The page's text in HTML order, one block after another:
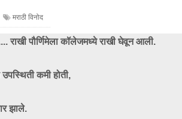
मराठी विनोद
राखी पौर्णिमेला कॉलेजमध्ये राखी घेवून आली.
कमी होती,
झाले.